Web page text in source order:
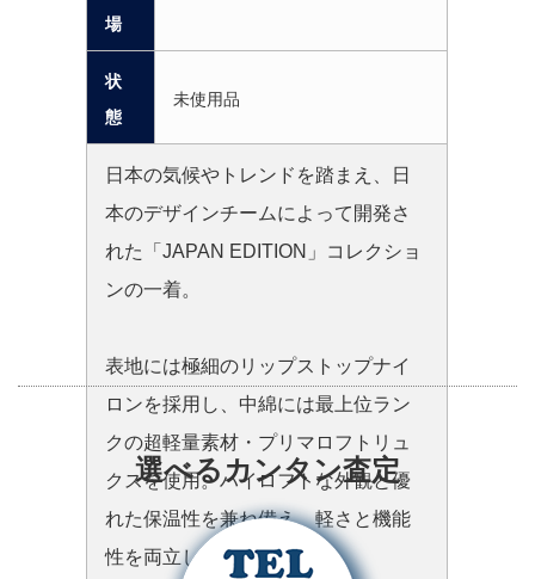
場
状
態
未使用品
日本の気候やトレンドを踏まえ、日
本のデザインチームによって開発さ
れた「JAPAN EDITION」コレクショ
ンの一着。
表地には極細のリップストップナイ
ロンを採用し、中綿には最上位ラン
クの超軽量素材・プリマロフトリュ
クスを使用。ハイロフトな外観と優
れた保温性を兼ね備え、軽さと機能
性を両立した仕上がりです。
選べるカンタン査定